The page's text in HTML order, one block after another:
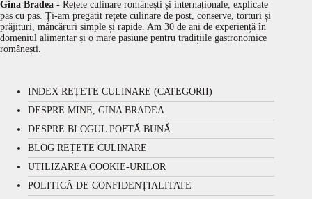
Gina Bradea - Rețete culinare românești și internaționale, explicate
pas cu pas. Ți-am pregătit rețete culinare de post, conserve, torturi și
prăjituri, mâncăruri simple și rapide. Am 30 de ani de experiență în
domeniul alimentar și o mare pasiune pentru tradițiile gastronomice
românești.
INDEX REȚETE CULINARE (CATEGORII)
DESPRE MINE, GINA BRADEA
DESPRE BLOGUL POFTĂ BUNĂ
BLOG REȚETE CULINARE
UTILIZAREA COOKIE-URILOR
POLITICĂ DE CONFIDENȚIALITATE